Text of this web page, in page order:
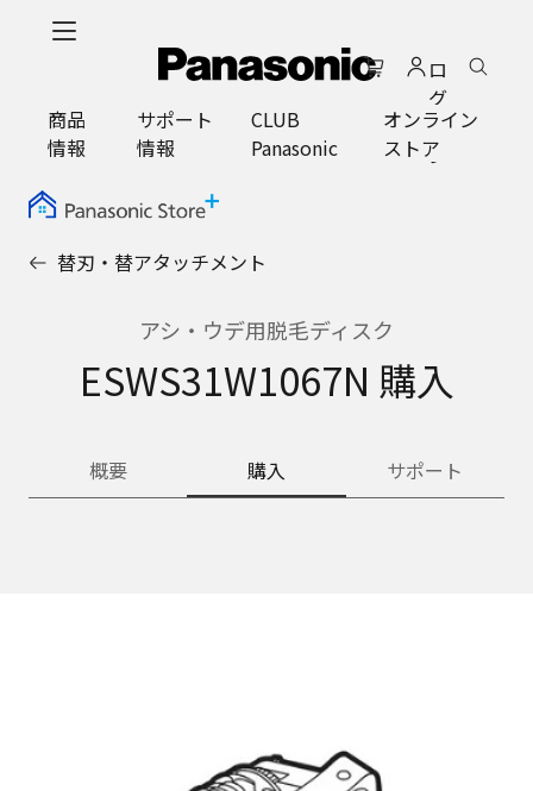
ロ
グ
イ
ン
商品
情報
サポート
情報
CLUB
Panasonic
オンライン
ストア
替刃・替アタッチメント
アシ・ウデ用脱毛ディスク
ESWS31W1067N 購入
概要 購入 サポート